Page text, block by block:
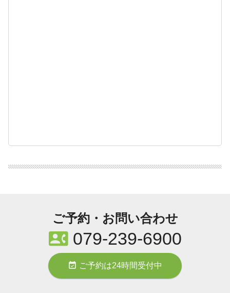
ご予約・お問い合わせ
contact_phone079-239-6900
event_available ご予約は24時間受付中